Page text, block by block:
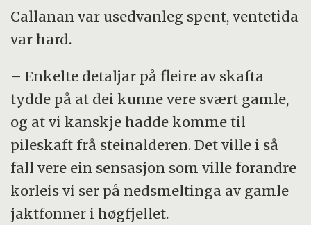
Callanan var usedvanleg spent, ventetida
var hard.
– Enkelte detaljar på fleire av skafta
tydde på at dei kunne vere svært gamle,
og at vi kanskje hadde komme til
pileskaft frå steinalderen. Det ville i så
fall vere ein sensasjon som ville forandre
korleis vi ser på nedsmeltinga av gamle
jaktfonner i høgfjellet.